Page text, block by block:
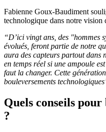
Fabienne Goux-Baudiment
technologique dans notre vision
“D’ici vingt ans, des "hommes
évolués, feront partie de notre
aura des capteurs partout dans
en temps réel si une ampoule
faut la changer. Cette
bouleversements
Quels conseils
?